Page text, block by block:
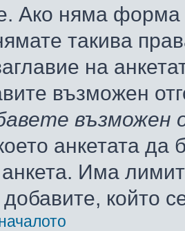
Ако няма форма
такива
на
възможен
възможен
анкетата да
Има
който